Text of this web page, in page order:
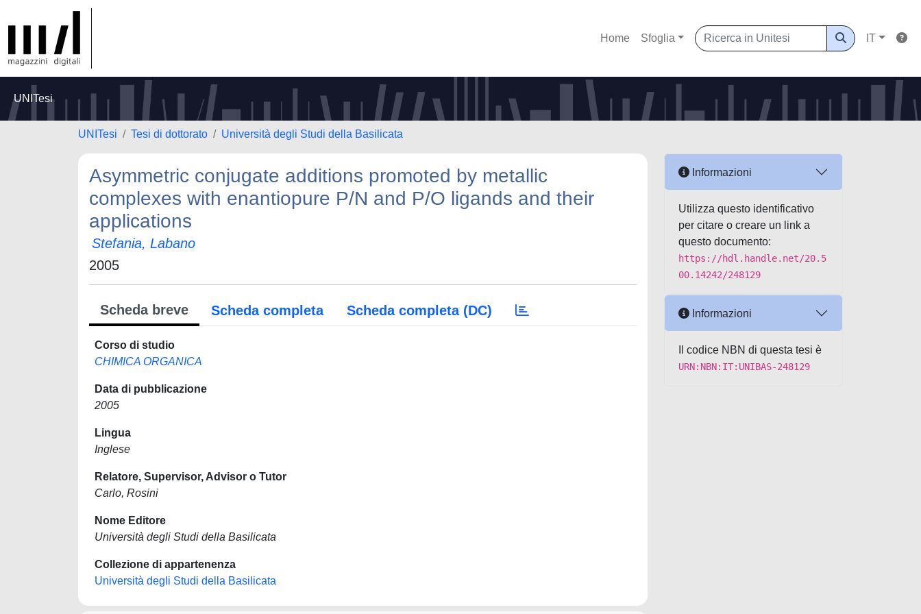
Home Sfoglia IT
UNITesi
UNITesi Tesi di dottorato Università degli Studi della Basilicata
Asymmetric conjugate additions promoted by metallic
complexes with enantiopure P/N and P/O ligands and their
applications
Stefania, Labano
2005
Scheda breve Scheda completa Scheda completa (DC)
Corso di studio
CHIMICA ORGANICA
Data di pubblicazione
2005
Lingua
Inglese
Relatore, Supervisor, Advisor o Tutor
Carlo, Rosini
Nome Editore
Università degli Studi della Basilicata
Collezione di appartenenza
Università degli Studi della Basilicata
Informazioni
Utilizza questo identificativo
per citare o creare un link a
questo documento:
https://hdl.handle.net/20.5
00.14242/248129
Informazioni
Il codice NBN di questa tesi è
URN:NBN:IT:UNIBAS-248129